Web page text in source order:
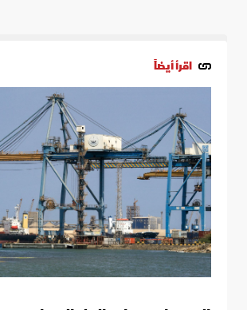
اقرأ أيضاً